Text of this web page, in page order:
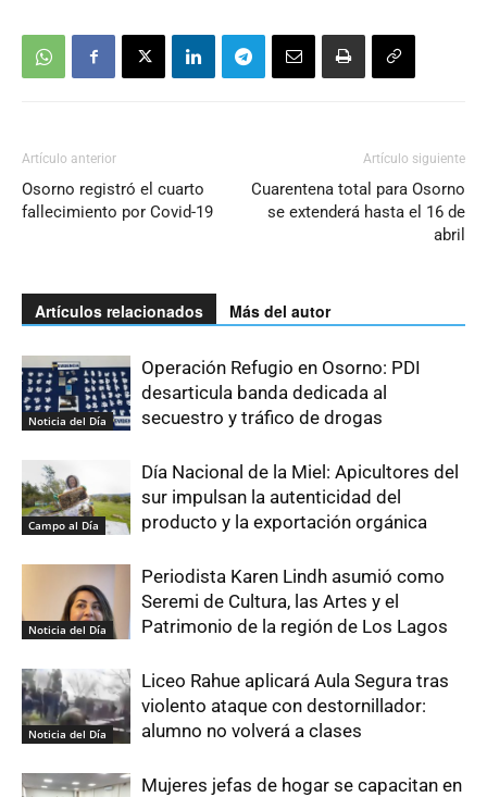
Artículo anterior
Osorno registró el cuarto
fallecimiento por Covid-19
Artículo siguiente
Cuarentena total para Osorno
se extenderá hasta el 16 de
abril
Artículos relacionados Más del autor
Noticia del Día
Operación Refugio en Osorno: PDI
desarticula banda dedicada al
secuestro y tráfico de drogas
Campo al Día
Día Nacional de la Miel: Apicultores del
sur impulsan la autenticidad del
producto y la exportación orgánica
Noticia del Día
Periodista Karen Lindh asumió como
Seremi de Cultura, las Artes y el
Patrimonio de la región de Los Lagos
Noticia del Día
Liceo Rahue aplicará Aula Segura tras
violento ataque con destornillador:
alumno no volverá a clases
Mujeres jefas de hogar se capacitan en